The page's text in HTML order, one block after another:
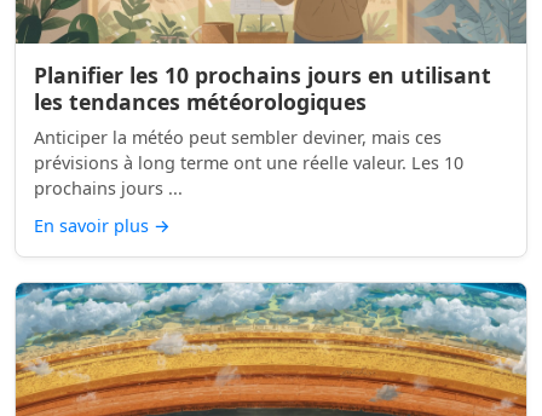
Planifier les 10 prochains jours en utilisant
les tendances météorologiques
Anticiper la météo peut sembler deviner, mais ces
prévisions à long terme ont une réelle valeur. Les 10
prochains jours ...
En savoir plus →